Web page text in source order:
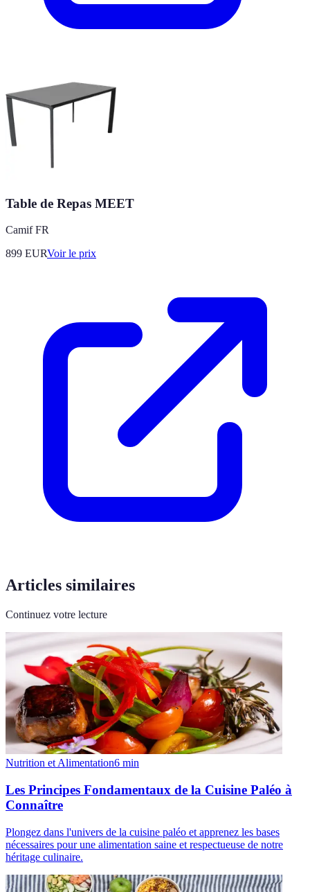
Table de Repas MEET
Camif FR
899 EURVoir le prix
Articles similaires
Continuez votre lecture
Nutrition et Alimentation6 min
Les Principes Fondamentaux de la Cuisine Paléo à
Connaître
Plongez dans l'univers de la cuisine paléo et apprenez les bases
nécessaires pour une alimentation saine et respectueuse de notre
héritage culinaire.